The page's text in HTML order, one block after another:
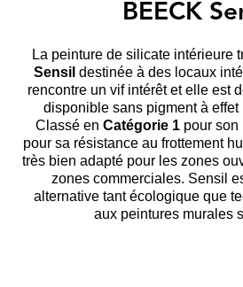
BEECK
La peinture de silicate intérieure
Sensil destinée à des locaux
rencontre un vif intérêt et elle est
disponible sans pigment à effet
Classé en Catégorie 1 pour son
pour sa résistance au frottement
très bien adapté pour les zones
zones commerciales. Sensil
alternative tant écologique que
aux peintures murales